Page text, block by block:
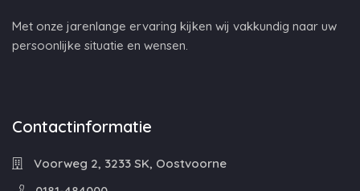
Met onze jarenlange ervaring kijken wij vakkundig naar uw
persoonlijke situatie en wensen.
Contactinformatie
Voorweg 2, 3233 SK, Oostvoorne